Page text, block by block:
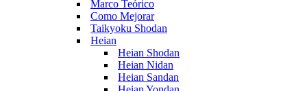
Marco Teórico
Como Mejorar
Taikyoku Shodan
Heian
Heian Shodan
Heian Nidan
Heian Sandan